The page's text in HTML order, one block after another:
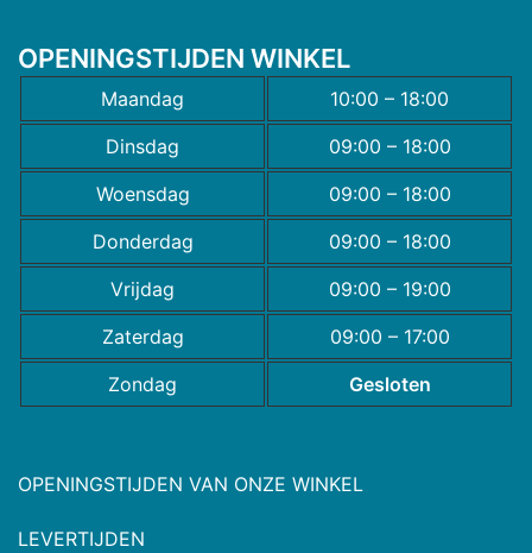
OPENINGSTIJDEN WINKEL
Maandag
10:00 – 18:00
Dinsdag
09:00 – 18:00
Woensdag
09:00 – 18:00
Donderdag
09:00 – 18:00
Vrijdag
09:00 – 19:00
Zaterdag
09:00 – 17:00
Zondag
Gesloten
OPENINGSTIJDEN VAN ONZE WINKEL
LEVERTIJDEN